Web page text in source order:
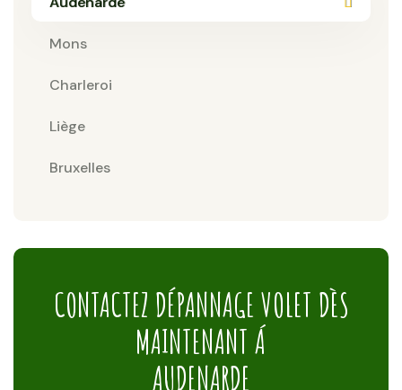
Mons
Charleroi
Liège
Bruxelles
CONTACTEZ DÉPANNAGE VOLET DÈS
MAINTENANT Á
AUDENARDE